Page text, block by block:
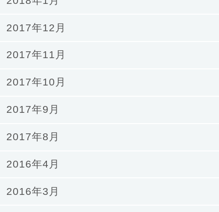
2017年12月
2017年11月
2017年10月
2017年9月
2017年8月
2016年4月
2016年3月